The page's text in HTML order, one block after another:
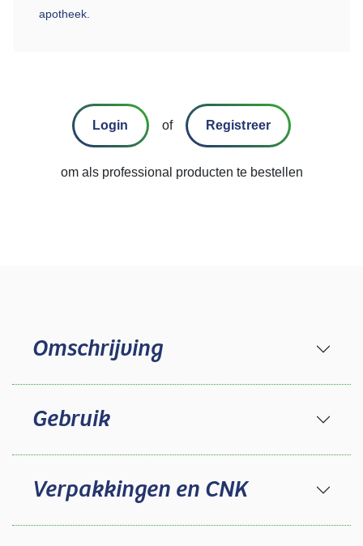
apotheek.
Login of Registreer
om als professional producten te bestellen
Omschrijving
Gebruik
Verpakkingen en CNK